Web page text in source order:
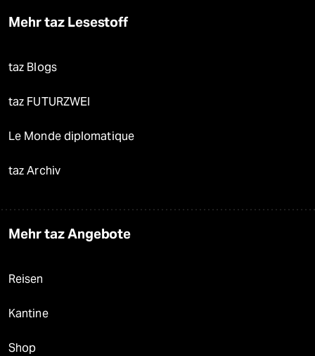
Mehr taz Lesestoff
taz Blogs
taz FUTURZWEI
Le Monde diplomatique
taz Archiv
Mehr taz Angebote
Reisen
Kantine
Shop